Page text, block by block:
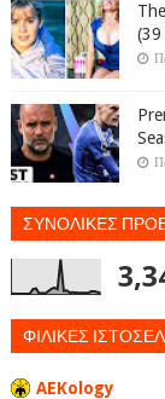
(39
ΣΥΝΟΛΙΚΕΣ
ΦΙΛΙΚΕΣ
AEKology